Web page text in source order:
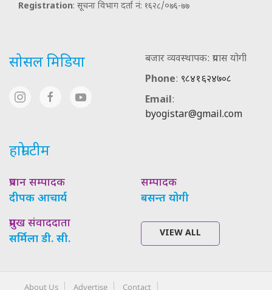
Registration: सूचना विभाग दर्ता नं: १६२८/०७६-७७
सोसल मिडिया
बजार व्यवस्थापक: प्रयास योगी
Phone: ९८४१६२४७०८
Email:
byogistar@gmail.com
हाम्रो टीम
प्रधान सम्पादक
दीपक आचार्य
सम्पादक
बसन्त योगी
प्रमुख संवाददाता
सर्मिला डी. सी.
VIEW ALL
About Us Advertise Contact